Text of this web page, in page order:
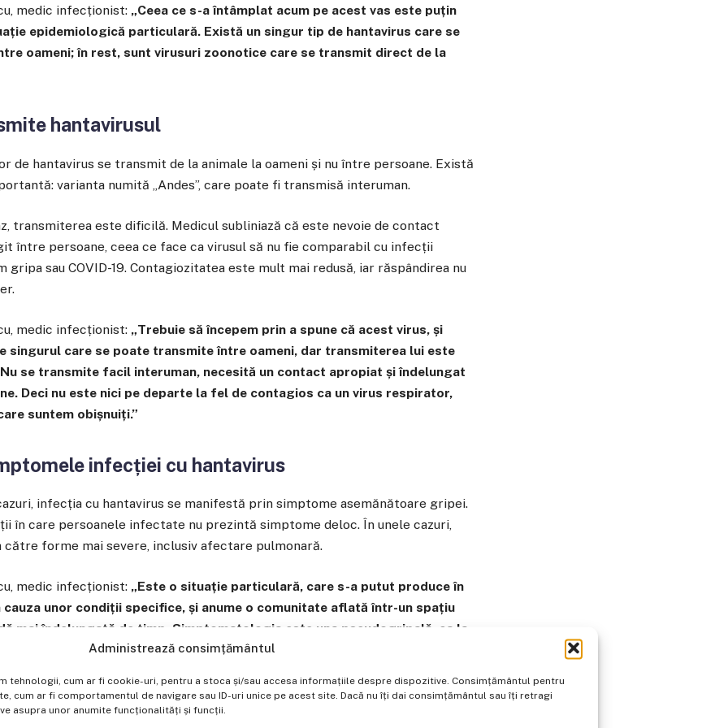
Administrează consimțământul
tehnologii, cum ar fi cookie-uri, pentru a stoca și/sau accesa informațiile despre dispozitive. Consimțământul pentru
cum ar fi comportamentul de navigare sau ID-uri unice pe acest site. Dacă nu îți dai consimțământul sau îți retragi
asupra unor anumite funcționalități și funcții.
medic infecționist: „Ceea ce s-a întâmplat acum pe acest vas este puțin
epidemiologică particulară. Există un singur tip de hantavirus care se
oameni; în rest, sunt virusuri zoonotice care se transmit direct de la
hantavirusul
de hantavirus se transmit de la animale la oameni și nu între persoane. Există
varianta numită „Andes”, care poate fi transmisă interuman.
transmiterea este dificilă. Medicul subliniază că este nevoie de contact
între persoane, ceea ce face ca virusul să nu fie comparabil cu infecții
sau COVID-19. Contagiozitatea este mult mai redusă, iar răspândirea nu
medic infecționist: „Trebuie să începem prin a spune că acest virus, și
singurul care se poate transmite între oameni, dar transmiterea lui este
se transmite facil interuman, necesită un contact apropiat și îndelungat
Deci nu este nici pe departe la fel de contagios ca un virus respirator,
suntem obișnuiți.”
infecției cu hantavirus
infecția cu hantavirus se manifestă prin simptome asemănătoare gripei.
în care persoanele infectate nu prezintă simptome deloc. În unele cazuri,
către forme mai severe, inclusiv afectare pulmonară.
medic infecționist: „Este o situație particulară, care s-a putut produce în
unor condiții specifice, și anume o comunitate aflată într-un spațiu
mai îndelungată de timp. Simptomatologia este una pseudogripală, ca la
cazuri. Multe dintre ele pot rămâne asimptomatice, iar o parte pot evolua
implicat în acest focar, rata mortalității poate ajunge la aproximativ 30–35%